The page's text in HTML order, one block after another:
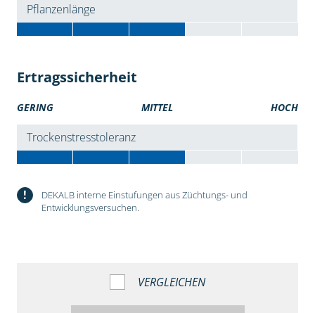
Pflanzenlänge
Ertragssicherheit
GERING MITTEL HOCH
Trockenstresstoleranz
!
DEKALB interne Einstufungen aus Züchtungs- und
Entwicklungsversuchen.
VERGLEICHEN